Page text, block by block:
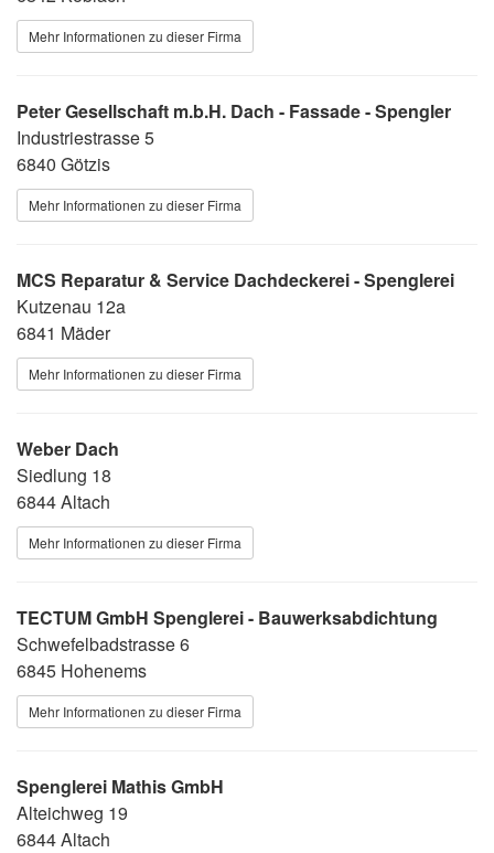
Mehr Informationen zu dieser Firma
Peter Gesellschaft m.b.H. Dach - Fassade - Spengler
Industriestrasse 5
6840 Götzis
Mehr Informationen zu dieser Firma
MCS Reparatur & Service Dachdeckerei - Spenglerei
Kutzenau 12a
6841 Mäder
Mehr Informationen zu dieser Firma
Weber Dach
Siedlung 18
6844 Altach
Mehr Informationen zu dieser Firma
TECTUM GmbH Spenglerei - Bauwerksabdichtung
Schwefelbadstrasse 6
6845 Hohenems
Mehr Informationen zu dieser Firma
Spenglerei Mathis GmbH
Alteichweg 19
6844 Altach